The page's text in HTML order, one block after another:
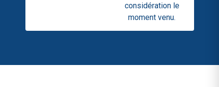
considération le
moment venu.